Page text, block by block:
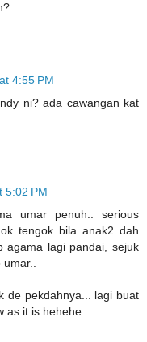
4:55 PM
ni? ada cawangan kat
5:02 PM
umar penuh.. serious
tengok bila anak2 dah
agama lagi pandai, sejuk
de pekdahnya... lagi buat
it is hehehe..